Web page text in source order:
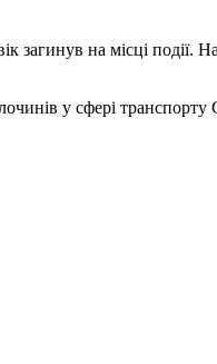
на місці події.
у сфері